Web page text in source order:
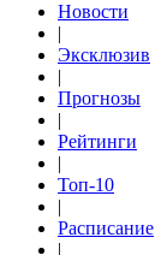
Новости
|
Эксклюзив
|
Прогнозы
|
Рейтинги
|
Топ-10
|
Расписание
|